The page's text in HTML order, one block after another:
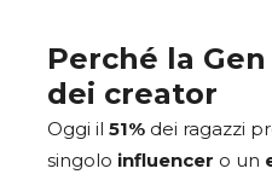
Perché la
dei creator
Oggi il 51% dei ragazzi
singolo influencer o un